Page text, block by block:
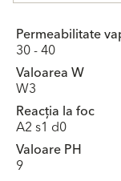
Permeabilitate
30 - 40
Valoarea W
W3
Reacția la foc
A2 s1 d0
Valoare PH
9